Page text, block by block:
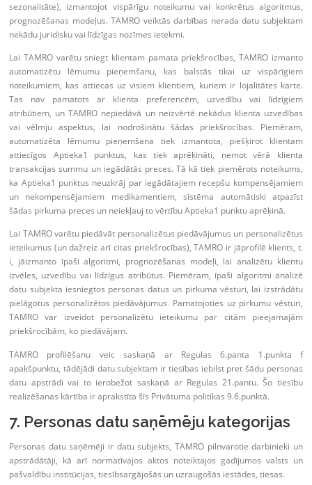
sezonalitāte), izmantojot vispārīgu noteikumu vai konkrētus algoritmus,
prognozēšanas modeļus. TAMRO veiktās darbības nerada datu subjektam
nekādu juridisku vai līdzīgas nozīmes ietekmi.
Lai TAMRO varētu sniegt klientam pamata priekšrocības, TAMRO izmanto
automatizētu lēmumu pieņemšanu, kas balstās tikai uz vispārīgiem
noteikumiem, kas attiecas uz visiem klientiem, kuriem ir lojalitātes karte.
Tas nav pamatots ar klienta preferencēm, uzvedību vai līdzīgiem
atribūtiem, un TAMRO nepiedāvā un neizvērtē nekādus klienta uzvedības
vai vēlmju aspektus, lai nodrošinātu šādas priekšrocības. Piemēram,
automatizēta lēmumu pieņemšana tiek izmantota, piešķirot klientam
attiecīgos Aptieka1 punktus, kas tiek aprēķināti, ņemot vērā klienta
transakcijas summu un iegādātās preces. Tā kā tiek piemērots noteikums,
ka Aptieka1 punktus neuzkrāj par iegādātajiem recepšu kompensējamiem
un nekompensējamiem medikamentiem, sistēma automātiski atpazīst
šādas pirkuma preces un neiekļauj to vērtību Aptieka1 punktu aprēķinā.
Lai TAMRO varētu piedāvāt personalizētus piedāvājumus un personalizētus
ieteikumus (un dažreiz arī citas priekšrocības), TAMRO ir jāprofilē klients, t.
i, jāizmanto īpaši algoritmi, prognozēšanas modeļi, lai analizētu klientu
izvēles, uzvedību vai līdzīgus atribūtus. Piemēram, īpaši algoritmi analizē
datu subjekta iesniegtos personas datus un pirkuma vēsturi, lai izstrādātu
pielāgotus personalizētos piedāvājumus. Pamatojoties uz pirkumu vēsturi,
TAMRO var izveidot personalizētu ieteikumu par citām pieejamajām
priekšrocībām, ko piedāvājam.
TAMRO profilēšanu veic saskaņā ar Regulas 6.panta 1.punkta f
apakšpunktu, tādējādi datu subjektam ir tiesības iebilst pret šādu personas
datu apstrādi vai to ierobežot saskaņā ar Regulas 21.pantu. Šo tiesību
realizēšanas kārtība ir aprakstīta šīs Privātuma politikas 9.6.punktā.
7. Personas datu saņēmēju kategorijas
Personas datu saņēmēji ir datu subjekts, TAMRO pilnvarotie darbinieki un
apstrādātāji, kā arī normatīvajos aktos noteiktajos gadījumos valsts un
pašvaldību institūcijas, tiesībsargājošās un uzraugošās iestādes, tiesas.